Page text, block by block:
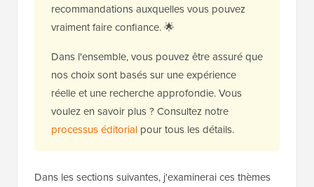
recommandations auxquelles vous pouvez
vraiment faire confiance. 🌟
Dans l'ensemble, vous pouvez être assuré que
nos choix sont basés sur une expérience
réelle et une recherche approfondie. Vous
voulez en savoir plus ? Consultez notre
processus éditorial pour tous les détails.
Dans les sections suivantes, j'examinerai ces thèmes